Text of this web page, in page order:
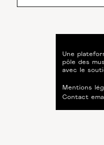
Une
pôle des
avec le
Mentions
Contact